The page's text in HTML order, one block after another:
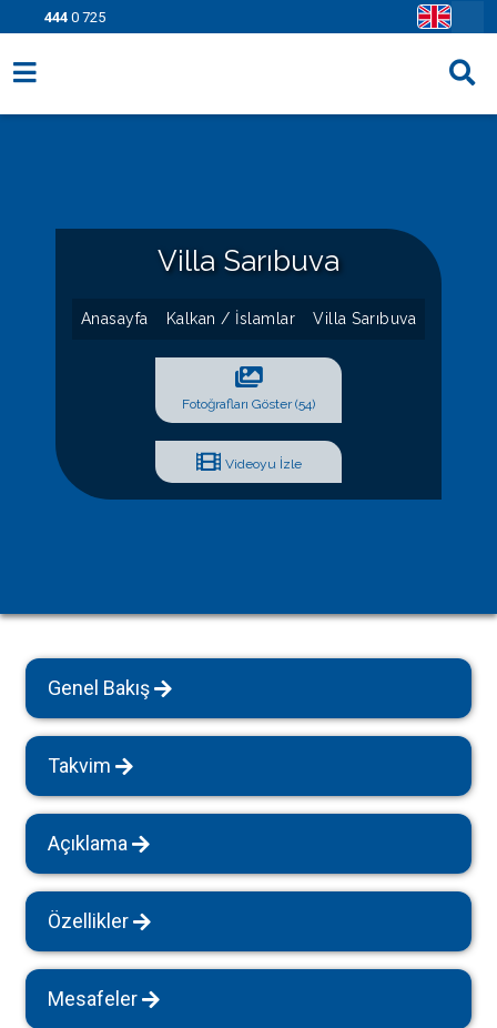
444 0 725
Fırsatlar
Villa Sarıbuva
Anasayfa Kalkan / İslamlar Villa Sarıbuva
Fotoğrafları Göster (54)
Videoyu İzle
Genel Bakış
Takvim
Açıklama
Özellikler
Mesafeler